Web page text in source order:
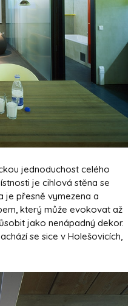
jednoduchost celého
je cihlová stěna se
je přesně vymezena a
který může evokovat až
jako nenápadný dekor.
se sice v Holešovicích,